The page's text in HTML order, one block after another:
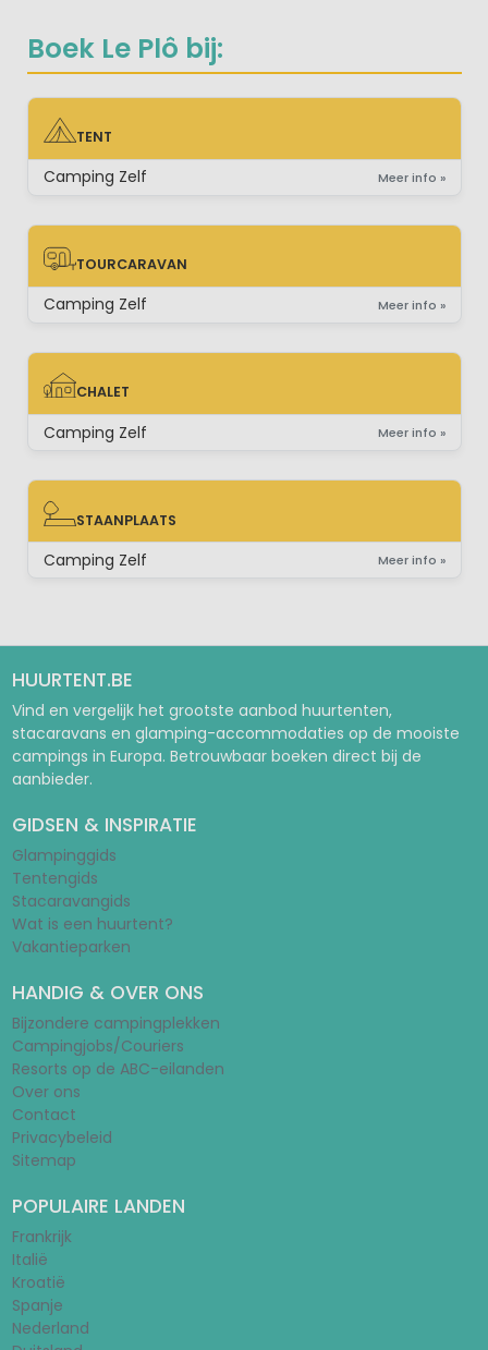
Boek Le Plô bij:
TENT
TENT
Camping Zelf Meer info »
TOURCARAVAN
TOURCARAVAN
Camping Zelf Meer info »
CHALET
CHALET
Camping Zelf Meer info »
STAANPLAATS
STAANPLAATS
Camping Zelf Meer info »
HUURTENT.BE
Vind en vergelijk het grootste aanbod huurtenten,
stacaravans en glamping-accommodaties op de mooiste
campings in Europa. Betrouwbaar boeken direct bij de
aanbieder.
GIDSEN & INSPIRATIE
Glampinggids
Tentengids
Stacaravangids
Wat is een huurtent?
Vakantieparken
HANDIG & OVER ONS
Bijzondere campingplekken
Campingjobs/Couriers
Resorts op de ABC-eilanden
Over ons
Contact
Privacybeleid
Sitemap
POPULAIRE LANDEN
Frankrijk
Italië
Kroatië
Spanje
Nederland